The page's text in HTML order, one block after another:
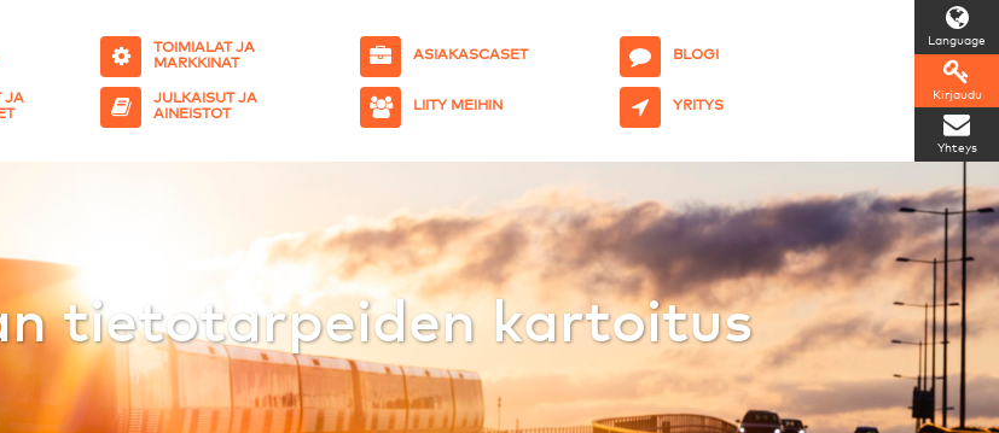
Language
Kirjaudu
Yhteys
TOIMIALAT JA
MARKKINAT
ASIAKASCASET BLOGI
JA
JULKAISUT JA
AINEISTOT
LIITY MEIHIN YRITYS
tietotarpeiden kartoitus